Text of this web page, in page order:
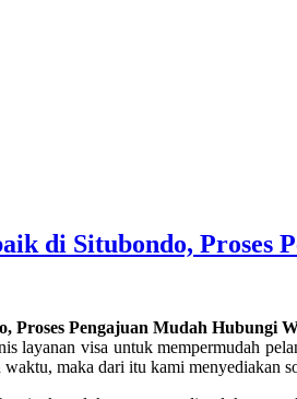
di Situbondo, Proses
Proses Pengajuan Mudah Hubungi
layanan visa untuk mempermudah
maka dari itu kami menyediakan